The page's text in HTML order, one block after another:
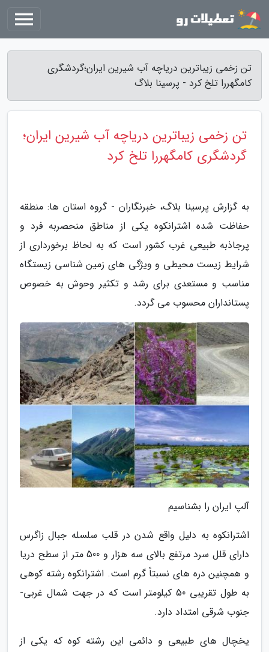
تن زخمی زیباترین دریاچه آب شیرین ایران؛گردشگری
کامگهررا تلخ کرد - پرسینا بلاگ
تن زخمی زیباترین دریاچه آب شیرین ایران؛
گردشگری کامگهررا تلخ کرد
به گزارش پرسینا بلاگ، خبرنگاران - گروه استان ها: منطقه
حفاظت شده اشترانکوه یکی از مناطق منحصربه فرد و
پرجاذبه طبیعی غرب کشور است که به لحاظ برخورداری از
شرایط زیست محیطی و ویژگی های زمین شناسی زیستگاه
مناسب و مستعدی برای رشد و تکثیر وحوش به خصوص
پستانداران محسوب می گردد.
آلپ ایران را بشناسیم
اشترانکوه به دلیل واقع شدن در قلب سلسله جبال زاگرس
دارای قلل سرد مرتفع بالای سه هزار و 500 متر از سطح دریا
و همچنین دره های نسبتاً گرم است. اشترانکوه رشته کوهی
به طول تقریبی 50 کیلومتر است که در جهت شمال غربی-
جنوب شرقی امتداد دارد.
یخچال های طبیعی و دائمی این رشته کوه که یکی از